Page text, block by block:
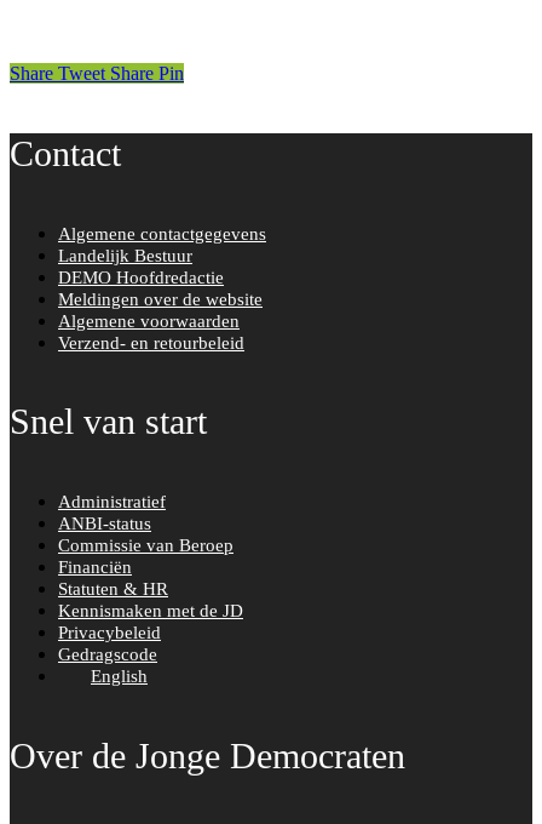
Share Tweet Share Pin
Contact
Algemene contactgegevens
Landelijk Bestuur
DEMO Hoofdredactie
Meldingen over de website
Algemene voorwaarden
Verzend- en retourbeleid
Snel van start
Administratief
ANBI-status
Commissie van Beroep
Financiën
Statuten & HR
Kennismaken met de JD
Privacybeleid
Gedragscode
English
Over de Jonge Democraten